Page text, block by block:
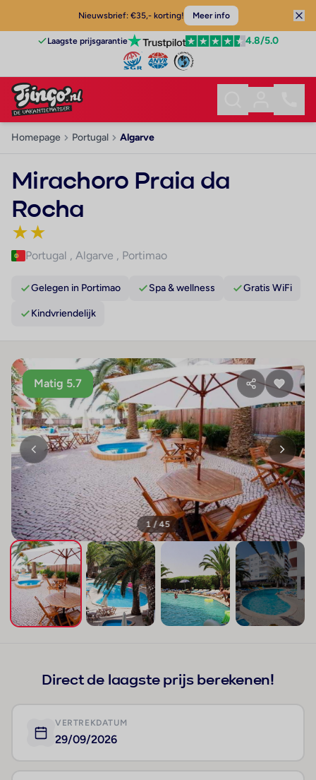
Nieuwsbrief: €35,- korting! Meer info
Laagste prijsgarantie 4.8/5.0
Homepage Portugal Algarve
Mirachoro Praia da
Rocha
★★
Portugal , Algarve , Portimao
Gelegen in Portimao Spa & wellness Gratis WiFi
Kindvriendelijk
Matig 5.7
1 / 45
Direct de laagste prijs berekenen!
VERTREKDATUM
29/09/2026